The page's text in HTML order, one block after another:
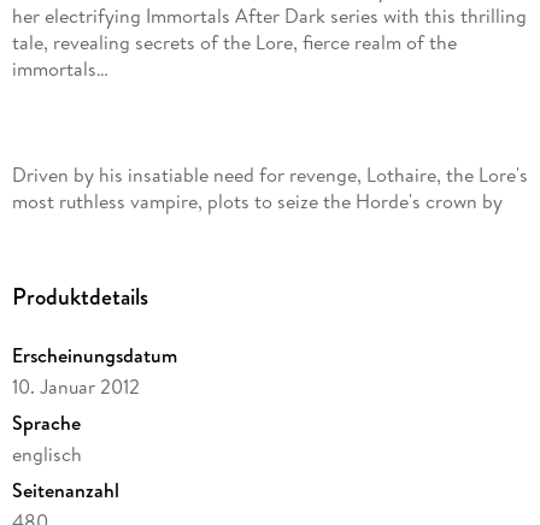
her electrifying Immortals After Dark series with this thrilling
tale, revealing secrets of the Lore, fierce realm of the
Driven by his insatiable need for revenge, Lothaire, the Lore's
most ruthless vampire, plots to seize the Horde's crown by
Ellie Peirce's life was a living hell even before an evil immortal
abducted her. Though he plans to sacrifice her, the vampire
seems to ache for her touch, showering her with sexual
pleasure. In a bid to save her soul, she surrenders her body,
Produktdetails
Erscheinungsdatum
10. Januar 2012
Sprache
englisch
Seitenanzahl